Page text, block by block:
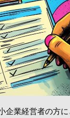
企業経営者の方